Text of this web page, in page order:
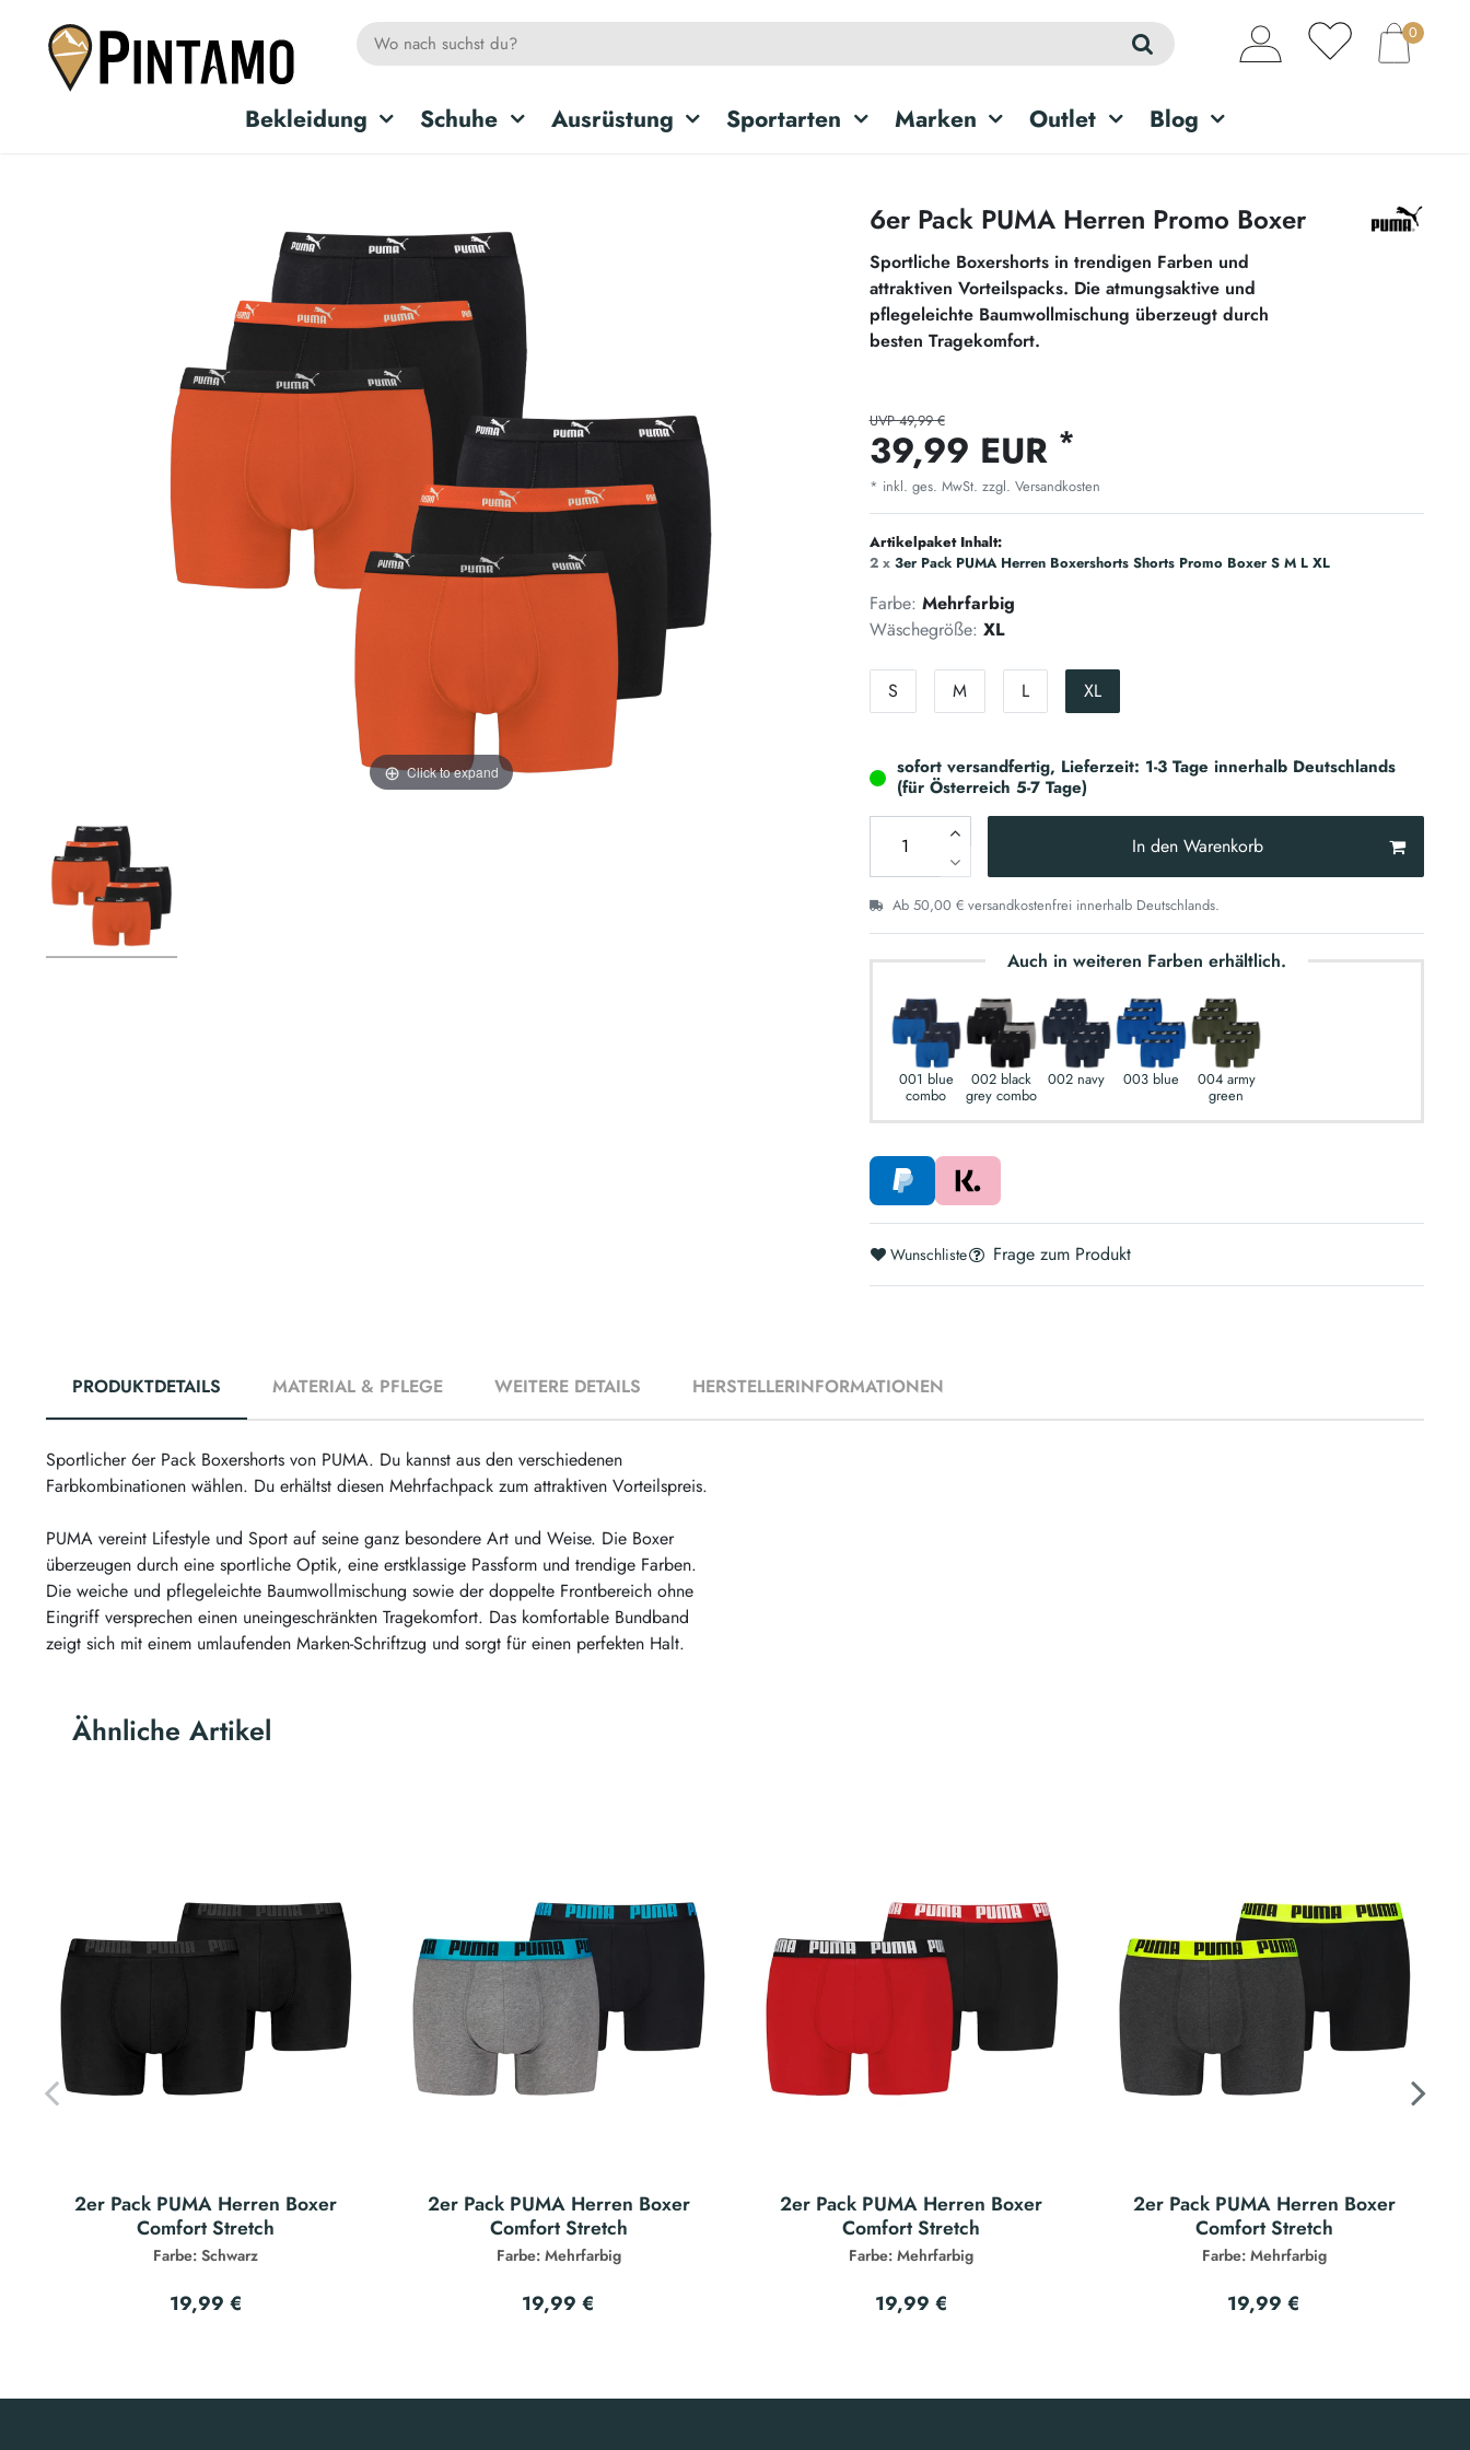
Bekleidung Schuhe Ausrüstung Sportarten Marken Outlet Blog
0
Click to expand
6er Pack PUMA Herren Promo Boxer
Sportliche Boxershorts in trendigen Farben und
attraktiven Vorteilspacks. Die atmungsaktive und
pflegeleichte Baumwollmischung überzeugt durch
besten Tragekomfort.
UVP 49,99 €
39,99 EUR *
* inkl. ges. MwSt. zzgl. Versandkosten
Artikelpaket Inhalt:
2 x 3er Pack PUMA Herren Boxershorts Shorts Promo Boxer S M L XL
Farbe: Mehrfarbig
Wäschegröße: XL
S M L XL
sofort versandfertig, Lieferzeit: 1-3 Tage innerhalb Deutschlands
(für Österreich 5-7 Tage)
In den Warenkorb
Ab 50,00 € versandkostenfrei innerhalb Deutschlands.
Auch in weiteren Farben erhältlich.
001 blue
combo
002 black
grey combo
002 navy 003 blue 004 army
green
Wunschliste Frage zum Produkt
PRODUKTDETAILS MATERIAL & PFLEGE WEITERE DETAILS HERSTELLERINFORMATIONEN
Sportlicher 6er Pack Boxershorts von PUMA. Du kannst aus den verschiedenen
Farbkombinationen wählen. Du erhältst diesen Mehrfachpack zum attraktiven Vorteilspreis.
PUMA vereint Lifestyle und Sport auf seine ganz besondere Art und Weise. Die Boxer
überzeugen durch eine sportliche Optik, eine erstklassige Passform und trendige Farben.
Die weiche und pflegeleichte Baumwollmischung sowie der doppelte Frontbereich ohne
Eingriff versprechen einen uneingeschränkten Tragekomfort. Das komfortable Bundband
zeigt sich mit einem umlaufenden Marken-Schriftzug und sorgt für einen perfekten Halt.
Ähnliche Artikel
2er Pack PUMA Herren Boxer
Comfort Stretch
Farbe: Schwarz
19,99 €
2er Pack PUMA Herren Boxer
Comfort Stretch
Farbe: Mehrfarbig
19,99 €
2er Pack PUMA Herren Boxer
Comfort Stretch
Farbe: Mehrfarbig
19,99 €
2er Pack PUMA Herren Boxer
Comfort Stretch
Farbe: Mehrfarbig
19,99 €